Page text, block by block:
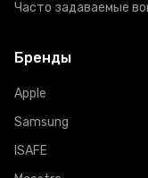
Часто задаваемые
Бренды
Apple
Samsung
ISAFE